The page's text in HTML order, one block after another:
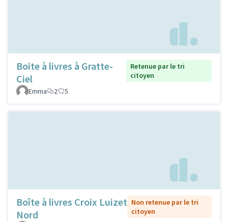
Boite à livres à Gratte-
Ciel
Retenue par le tri
citoyen
Emma
2 5
Boîte à livres Croix Luizet
Nord
Non retenue par le tri
citoyen